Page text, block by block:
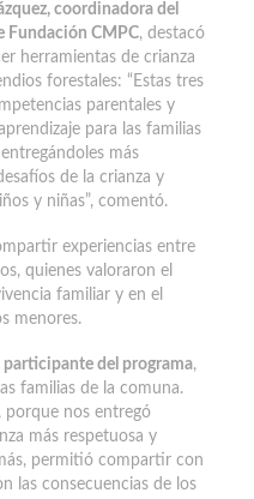
coordinadora del
Fundación CMPC, destacó
herramientas de crianza
forestales: “Estas tres
parentales y
para las familias
más
de la crianza y
y niñas”, comentó.
experiencias entre
quienes valoraron el
familiar y en el
menores.
del programa,
familias de la comuna.
porque nos entregó
más respetuosa y
permitió compartir con
las consecuencias de los